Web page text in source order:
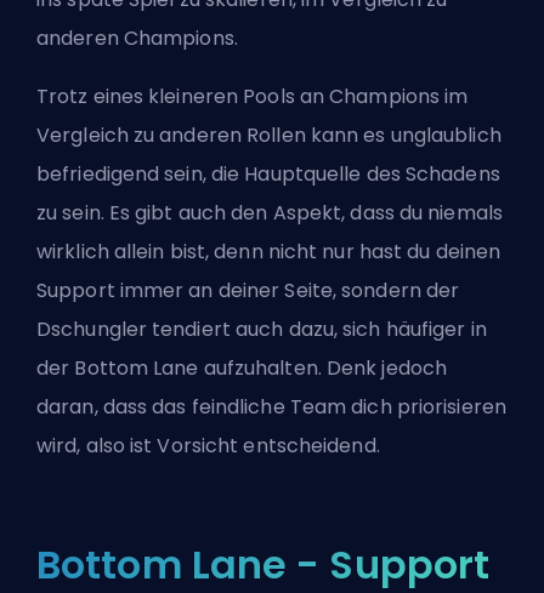
anderen Champions.
Trotz eines kleineren Pools an Champions im
Vergleich zu anderen Rollen kann es unglaublich
befriedigend sein, die Hauptquelle des Schadens
zu sein. Es gibt auch den Aspekt, dass du niemals
wirklich allein bist, denn nicht nur hast du deinen
Support immer an deiner Seite, sondern der
Dschungler tendiert auch dazu, sich häufiger in
der Bottom Lane aufzuhalten. Denk jedoch
daran, dass das feindliche Team dich priorisieren
wird, also ist Vorsicht entscheidend.
Bottom Lane - Support